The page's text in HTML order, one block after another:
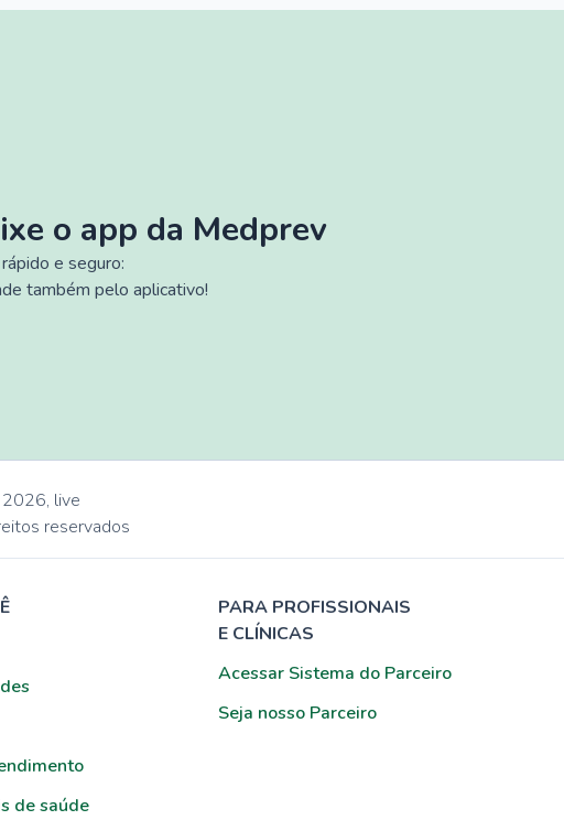
o app da Medprev
rápido e seguro:
também pelo aplicativo!
2026, live
reservados
de saúde
PARA PROFISSIONAIS
E CLÍNICAS
Acessar Sistema do Parceiro
Seja nosso Parceiro